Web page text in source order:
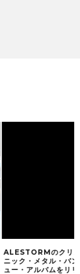
ALESTORMのクリ
ニック・メタル・バ
ュー・アルバムをリ